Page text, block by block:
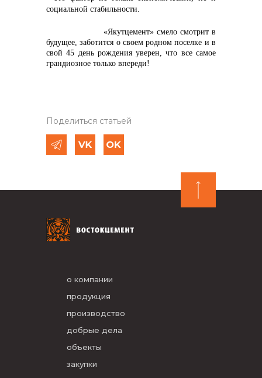
социальной стабильности.
«Якутцемент» смело смотрит в
будущее, заботится о своем родном поселке и в
свой 45 день рождения уверен, что все самое
грандиозное только впереди!
Поделиться статьей
о компании
продукция
производство
добрые дела
объекты
закупки